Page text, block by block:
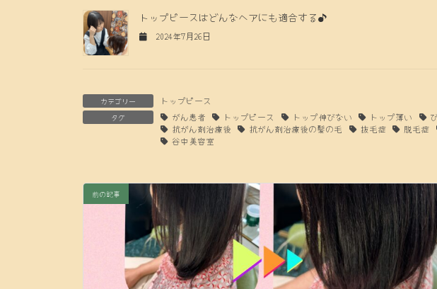
トップピースはどんなヘアにも適合する♪
2024年7月26日
カテゴリー トップピース
タグ がん患者 トップピース トップ伸びない トップ薄い
抗がん剤治療後
抗がん剤治療後の髪の毛 抜毛症 脱毛症
谷中美容室
前の記事